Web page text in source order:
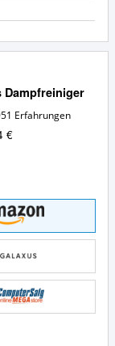
Dampfreiniger
Erfahrungen
€